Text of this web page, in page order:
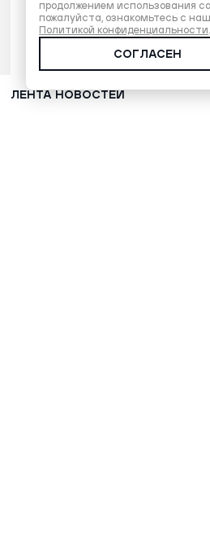
ЛЕНТА НОВОСТЕЙ
продолжением использования
пожалуйста, ознакомьтесь с
Политикой конфиденциальности.
СОГЛАСЕН